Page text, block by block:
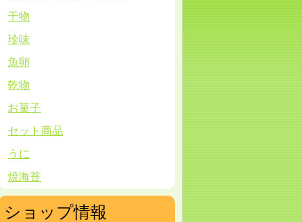
干物
珍味
魚卵
乾物
お菓子
セット商品
うに
焼海苔
ショップ情報